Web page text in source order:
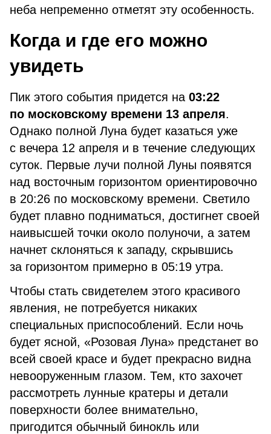
неба непременно отметят эту особенность.
Когда и где его можно
увидеть
Пик этого события придется на 03:22
по московскому времени 13 апреля.
Однако полной Луна будет казаться уже
с вечера 12 апреля и в течение следующих
суток. Первые лучи полной Луны появятся
над восточным горизонтом ориентировочно
в 20:26 по московскому времени. Светило
будет плавно подниматься, достигнет своей
наивысшей точки около полуночи, а затем
начнет склоняться к западу, скрывшись
за горизонтом примерно в 05:19 утра.
Чтобы стать свидетелем этого красивого
явления, не потребуется никаких
специальных приспособлений. Если ночь
будет ясной, «Розовая Луна» предстанет во
всей своей красе и будет прекрасно видна
невооруженным глазом. Тем, кто захочет
рассмотреть лунные кратеры и детали
поверхности более внимательно,
пригодится обычный бинокль или